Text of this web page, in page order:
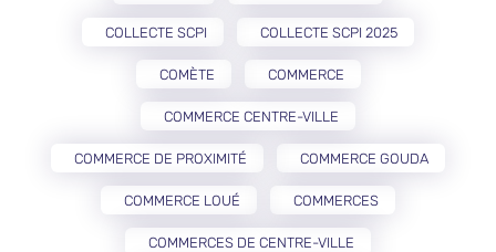
COLLECTE SCPI COLLECTE SCPI 2025
COMÈTE COMMERCE
COMMERCE CENTRE-VILLE
COMMERCE DE PROXIMITÉ COMMERCE GOUDA
COMMERCE LOUÉ COMMERCES
COMMERCES DE CENTRE-VILLE